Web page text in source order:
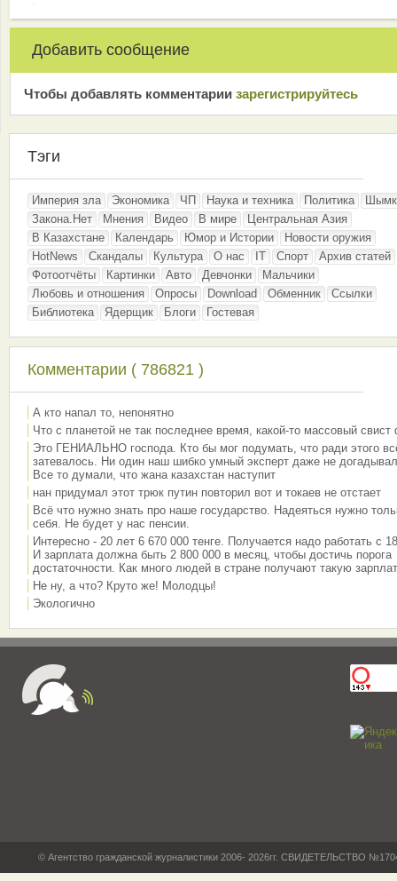
Добавить сообщение
Чтобы добавлять комментарии зарeгиcтрирyйтeсь
Тэги
Империя зла Экономика ЧП Наука и техника Политика
Закона.Нет
Мнения Видео В мире
Центральная Азия
В Казахстане
Календарь Юмор и Истории
Новости оружия
HotNews
Скандалы Культура О нас IT Спорт
Архив статей
Фотоотчёты
Картинки Авто Девчонки
Мальчики
Любовь и отношения
Опросы Download Обменник
Ссылки
Библиотека
Ядерщик Блоги Гостевая
Комментарии ( 786821 )
А кто напал то, непонятно
Что с планетой не так последнее время, какой-то массовый свист
Это ГЕНИАЛЬНО господа. Кто бы мог подумать, что ради этого
затевалось. Ни один наш шибко умный эксперт даже не
Все то думали, что жана казахстан наступит
нан придумал этот трюк путин повторил вот и токаев не отстает
Всё что нужно знать про наше государство. Надеяться нужно
себя. Не будет у нас пенсии.
Интересно - 20 лет 6 670 000 тенге. Получается надо работать с
И зарплата должна быть 2 800 000 в месяц, чтобы достичь порога
достаточности. Как много людей в стране получают такую
Не ну, а что? Круто же! Молодцы!
Экологично
© Агентство гражданской журналистики 2006- 2026гг. СВИДЕТЕЛЬСТВО